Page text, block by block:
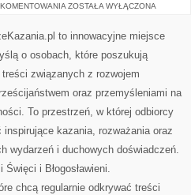
ŚWIĘTA
ZOSTAŁA WYŁĄCZONA
to innowacyjne miejsce
o osobach, które poszukują
związanych z rozwojem
oraz przemyśleniami na
To przestrzeń, w której odbiorcy
inspirujące kazania, rozważania oraz
wydarzeń i duchowych doświadczeń.
i Błogosławieni.
chcą regularnie odkrywać treści